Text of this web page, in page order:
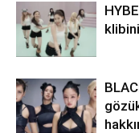
klibini